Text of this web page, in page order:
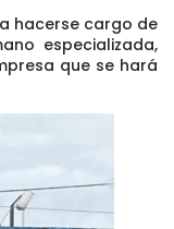
hacerse cargo de
especializada,
que se hará